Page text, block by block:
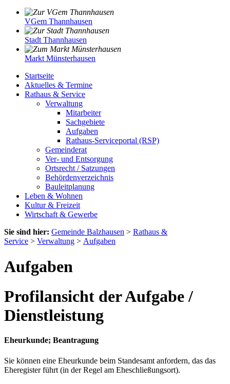
VGem Thannhausen
Stadt Thannhausen
Markt Münsterhausen
Startseite
Aktuelles & Termine
Rathaus & Service
Verwaltung
Mitarbeiter
Sachgebiete
Aufgaben
Rathaus-Serviceportal (RSP)
Gemeinderat
Ver- und Entsorgung
Ortsrecht / Satzungen
Behördenverzeichnis
Bauleitplanung
Leben & Wohnen
Kultur & Freizeit
Wirtschaft & Gewerbe
Sie sind hier: Gemeinde Balzhausen > Rathaus &
Service > Verwaltung > Aufgaben
Aufgaben
Profilansicht der Aufgabe /
Dienstleistung
Eheurkunde; Beantragung
Sie können eine Eheurkunde beim Standesamt anfordern, das das
Eheregister führt (in der Regel am Eheschließungsort).